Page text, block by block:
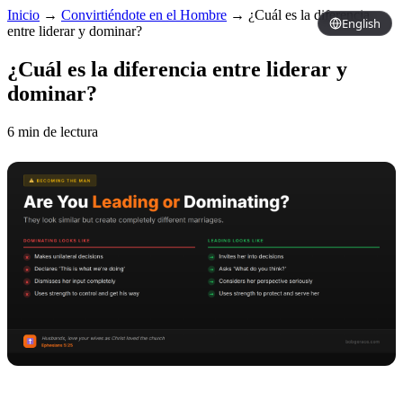
English
Inicio → Convirtiéndote en el Hombre → ¿Cuál es la diferencia
entre liderar y dominar?
¿Cuál es la diferencia entre liderar y
dominar?
6 min de lectura